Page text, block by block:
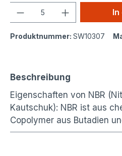
In
Produktnummer: SW10307
Beschreibung
Eigenschaften von NBR
Kautschuk): NBR ist aus
Copolymer aus Butadien